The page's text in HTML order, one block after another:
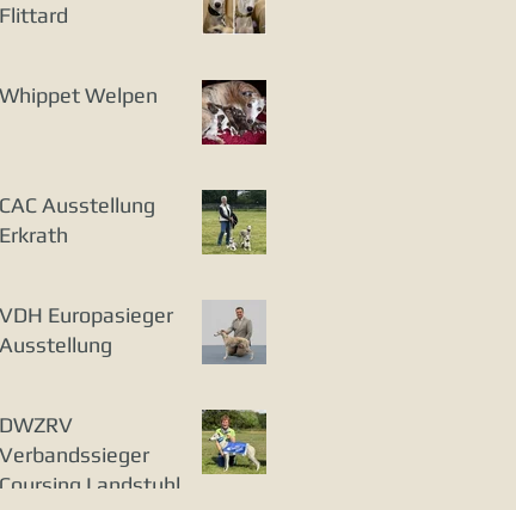
Flittard
Whippet Welpen
CAC Ausstellung
Erkrath
VDH Europasieger
Ausstellung
DWZRV
Verbandssieger
Coursing Landstuhl